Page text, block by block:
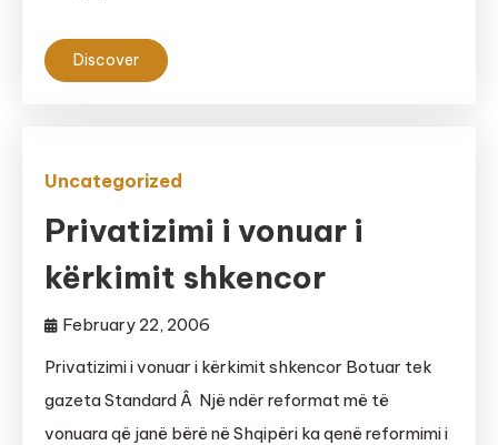
Discover
Uncategorized
Privatizimi i vonuar i
kërkimit shkencor
February 22, 2006
Privatizimi i vonuar i kërkimit shkencor Botuar tek
gazeta Standard Â Një ndër reformat më të
vonuara që janë bërë në Shqipëri ka qenë reformimi i